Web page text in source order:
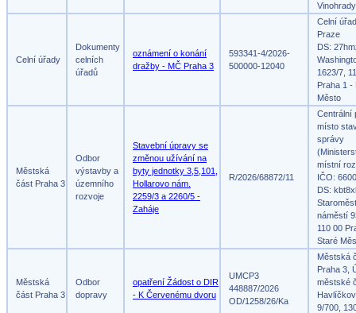
Vinohrady
Celní úřady
Dokumenty
celních
úřadů
oznámení o konání
dražby - MČ Praha 3
593341-4/2026-
500000-12040
Celní
Praze
DS:
1623/7,
Praha 1 -
Město
Městská
část Praha 3
Odbor
výstavby a
územního
rozvoje
Stavební úpravy se
změnou užívání na
byty jednotky 3,5,101,
Hollarovo nám.
2259/3 a 2260/5 -
Zaháje
R/2026/68872/11
Centrální
místo
správy
místní
IČO:
DS:
náměstí
110 00
Staré
Městská
část Praha 3
Odbor
dopravy
opatření Žádost o DIR
- K Červenému dvoru
UMCP3
448887/2026
OD/1258/26/Ka
Městská
Praha 3,
městské
9/700,